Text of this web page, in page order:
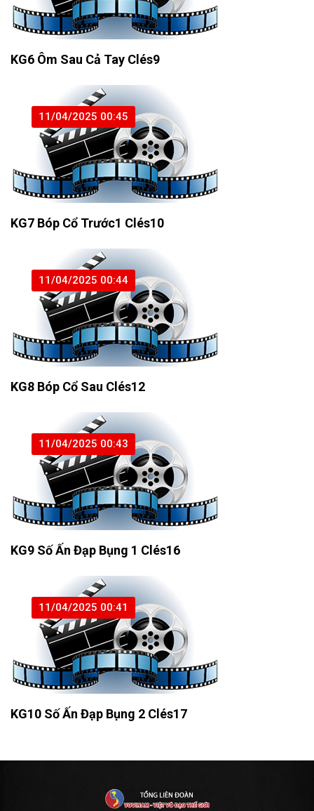
KG6 Ôm Sau Cả Tay Clés9
11/04/2025 00:45
KG7 Bóp Cổ Trước1 Clés10
11/04/2025 00:44
KG8 Bóp Cổ Sau Clés12
11/04/2025 00:43
KG9 Số Ấn Đạp Bụng 1 Clés16
11/04/2025 00:41
KG10 Số Ấn Đạp Bụng 2 Clés17